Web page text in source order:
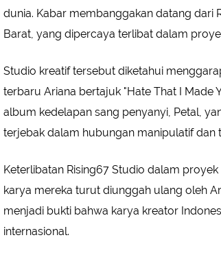
dunia. Kabar membanggakan datang dari
Barat, yang dipercaya terlibat dalam
Studio kreatif tersebut diketahui
terbaru Ariana bertajuk "Hate That I Made
album kedelapan sang penyanyi, Petal,
terjebak dalam hubungan manipulatif dan
Keterlibatan Rising67 Studio dalam
karya mereka turut diunggah ulang oleh
menjadi bukti bahwa karya kreator
internasional.